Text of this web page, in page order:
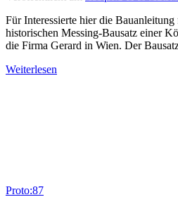
Für Interessierte hier die
historischen Messing-Bausatz einer
die Firma Gerard in Wien. Der
Weiterlesen
Proto:87